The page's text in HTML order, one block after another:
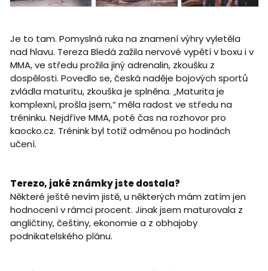
Je to tam. Pomyslná ruka na znamení výhry vyletěla
nad hlavu. Tereza Bledá zažila nervové vypětí v boxu i v
MMA, ve středu prožila jiný adrenalin, zkoušku z
dospělosti. Povedlo se, česká naděje bojových sportů
zvládla maturitu, zkouška je splněna. „Maturita je
komplexní, prošla jsem,“ měla radost ve středu na
tréninku. Nejdříve MMA, poté čas na rozhovor pro
kaocko.cz. Trénink byl totiž odměnou po hodinách
učení.
Terezo, jaké známky jste dostala?
Některé ještě nevím jistě, u některých mám zatím jen
hodnocení v rámci procent. Jinak jsem maturovala z
angličtiny, češtiny, ekonomie a z obhajoby
podnikatelského plánu.